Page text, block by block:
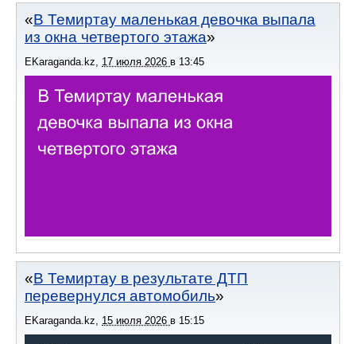
В Темиртау маленькая девочка выпала
из окна четвертого этажа
EKaraganda.kz 17 июля 2026 в 13:45
В Темиртау в результате ДТП
перевернулся автомобиль
EKaraganda.kz 15 июля 2026 в 15:15